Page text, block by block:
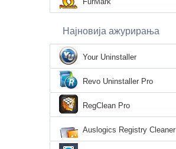
Најновија ажурирања
Your Uninstaller
Revo Uninstaller Pro
RegClean Pro
Auslogics Registry Cleaner